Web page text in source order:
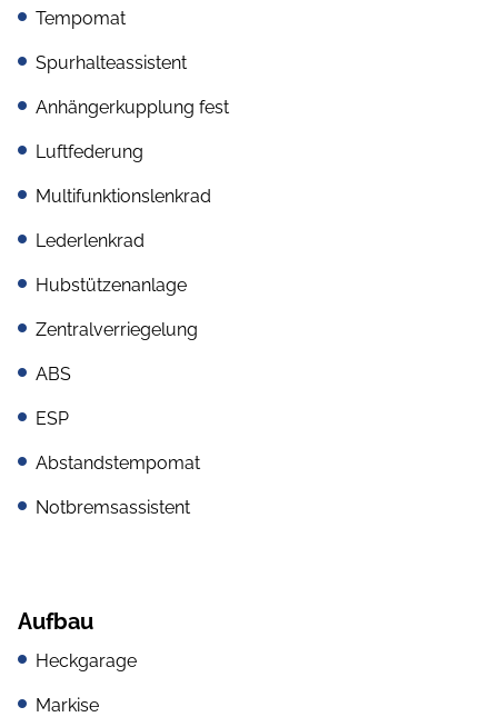
Tempomat
Spurhalteassistent
Anhängerkupplung fest
Luftfederung
Multifunktionslenkrad
Lederlenkrad
Hubstützenanlage
Zentralverriegelung
ABS
ESP
Abstandstempomat
Notbremsassistent
Aufbau
Heckgarage
Markise